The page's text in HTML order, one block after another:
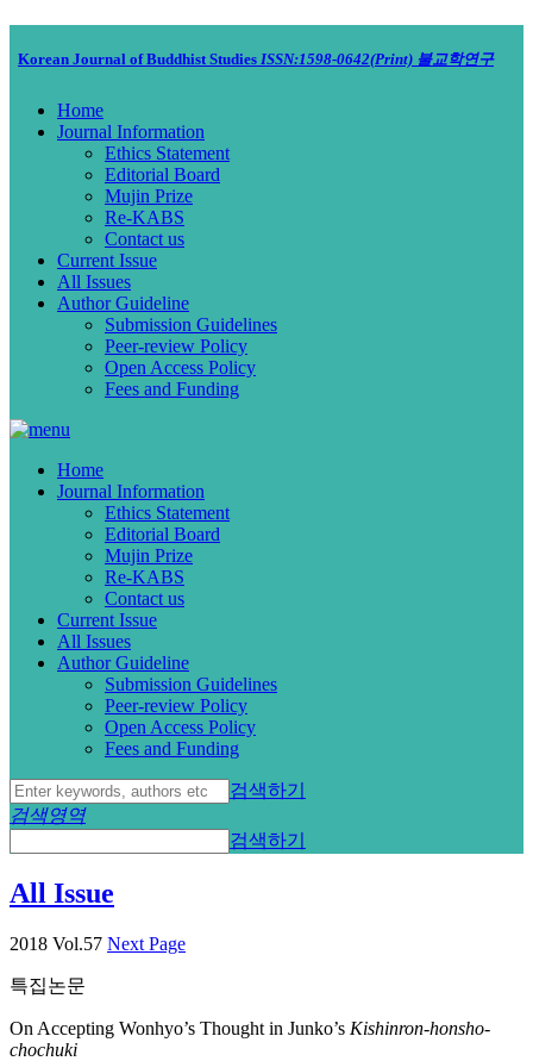
Korean Journal of Buddhist Studies ISSN:1598-0642(Print) 불교학연구
Home
Journal Information
Ethics Statement
Editorial Board
Mujin Prize
Re-KABS
Contact us
Current Issue
All Issues
Author Guideline
Submission Guidelines
Peer-review Policy
Open Access Policy
Fees and Funding
Home
Journal Information
Ethics Statement
Editorial Board
Mujin Prize
Re-KABS
Contact us
Current Issue
All Issues
Author Guideline
Submission Guidelines
Peer-review Policy
Open Access Policy
Fees and Funding
검색하기
검색영역
검색하기
All Issue
2018 Vol.57 Next Page
특집논문
On Accepting Wonhyo’s Thought in Junko’s Kishinron-honsho-
chochuki